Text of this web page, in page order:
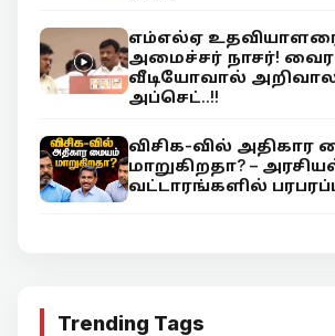
எம்எல்ஏ
அமைச்சர் நாசர்!
வீடியோவால்
அப்செட்..!!
விசிக-வில் அதிகார
மாறுகிறதா? –
வட்டாரங்களில்
Trending Tags